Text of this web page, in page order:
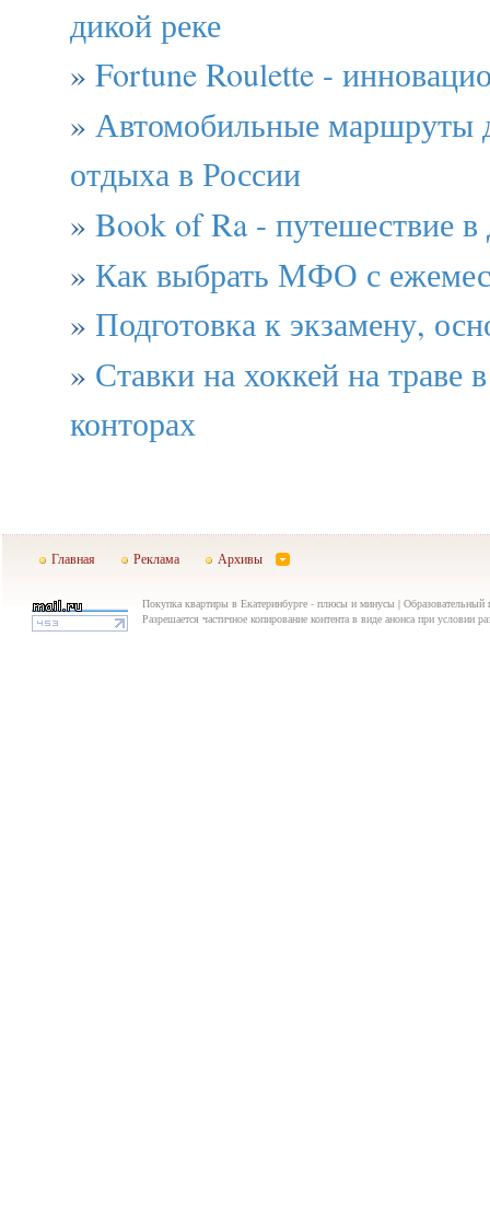
дикой реке
» Fortune Roulette -
» Автомобильные маршруты
отдыха в России
» Book of Ra - путешествие в
» Как выбрать МФО с
» Подготовка к экзамену,
» Ставки на хоккей на траве
конторах
Главная Реклама Архивы
Покупка квартиры в Екатеринбурге - плюсы и минусы | Образовательный
Разрешается частичное копирование контента в виде анонса при условии